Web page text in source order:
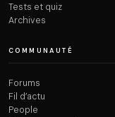
Tests et quiz
Archives
COMMUNAUTÉ
Forums
Fil d’actu
People